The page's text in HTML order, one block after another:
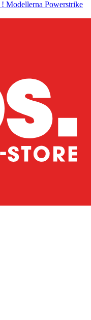
! Modellerna Powerstrike